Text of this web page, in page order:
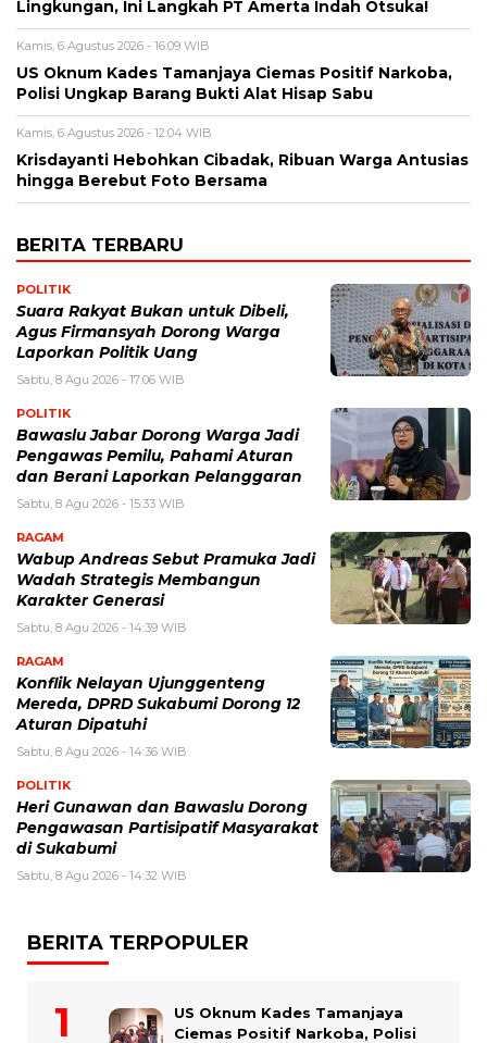
Lingkungan, Ini Langkah PT Amerta Indah Otsuka!
Kamis, 6 Agustus 2026 - 16:09 WIB
US Oknum Kades Tamanjaya Ciemas Positif Narkoba,
Polisi Ungkap Barang Bukti Alat Hisap Sabu
Kamis, 6 Agustus 2026 - 12:04 WIB
Krisdayanti Hebohkan Cibadak, Ribuan Warga Antusias
hingga Berebut Foto Bersama
BERITA TERBARU
POLITIK
Suara Rakyat Bukan untuk Dibeli,
Agus Firmansyah Dorong Warga
Laporkan Politik Uang
Sabtu, 8 Agu 2026 - 17:06 WIB
POLITIK
Bawaslu Jabar Dorong Warga Jadi
Pengawas Pemilu, Pahami Aturan
dan Berani Laporkan Pelanggaran
Sabtu, 8 Agu 2026 - 15:33 WIB
RAGAM
Wabup Andreas Sebut Pramuka Jadi
Wadah Strategis Membangun
Karakter Generasi ‎
Sabtu, 8 Agu 2026 - 14:39 WIB
RAGAM
Konflik Nelayan Ujunggenteng
Mereda, DPRD Sukabumi Dorong 12
Aturan Dipatuhi
Sabtu, 8 Agu 2026 - 14:36 WIB
POLITIK
Heri Gunawan dan Bawaslu Dorong
Pengawasan Partisipatif Masyarakat
di Sukabumi
Sabtu, 8 Agu 2026 - 14:32 WIB
BERITA TERPOPULER
US Oknum Kades Tamanjaya
Ciemas Positif Narkoba, Polisi